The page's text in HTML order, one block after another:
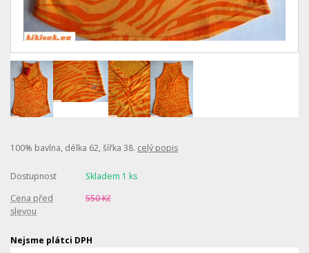
100% bavlna, délka 62, šířka 38. celý popis
Dostupnost
Skladem 1 ks
Cena před
slevou
550 Kč
Nejsme plátci DPH